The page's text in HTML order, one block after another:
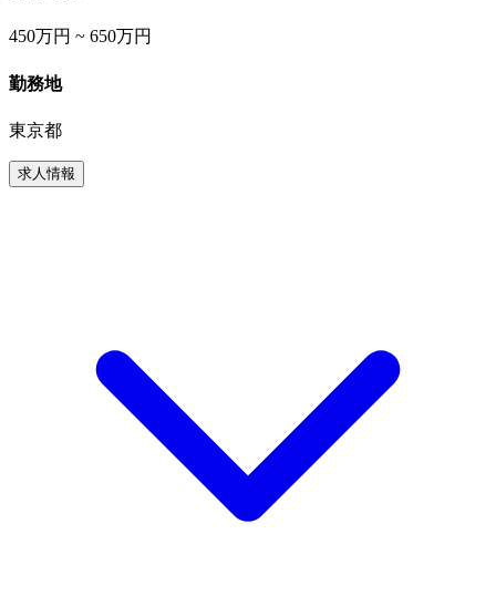
450万円 ~ 650万円
勤務地
東京都
求人情報